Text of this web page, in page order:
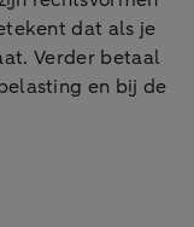
dat als je
Verder betaal
en bij de